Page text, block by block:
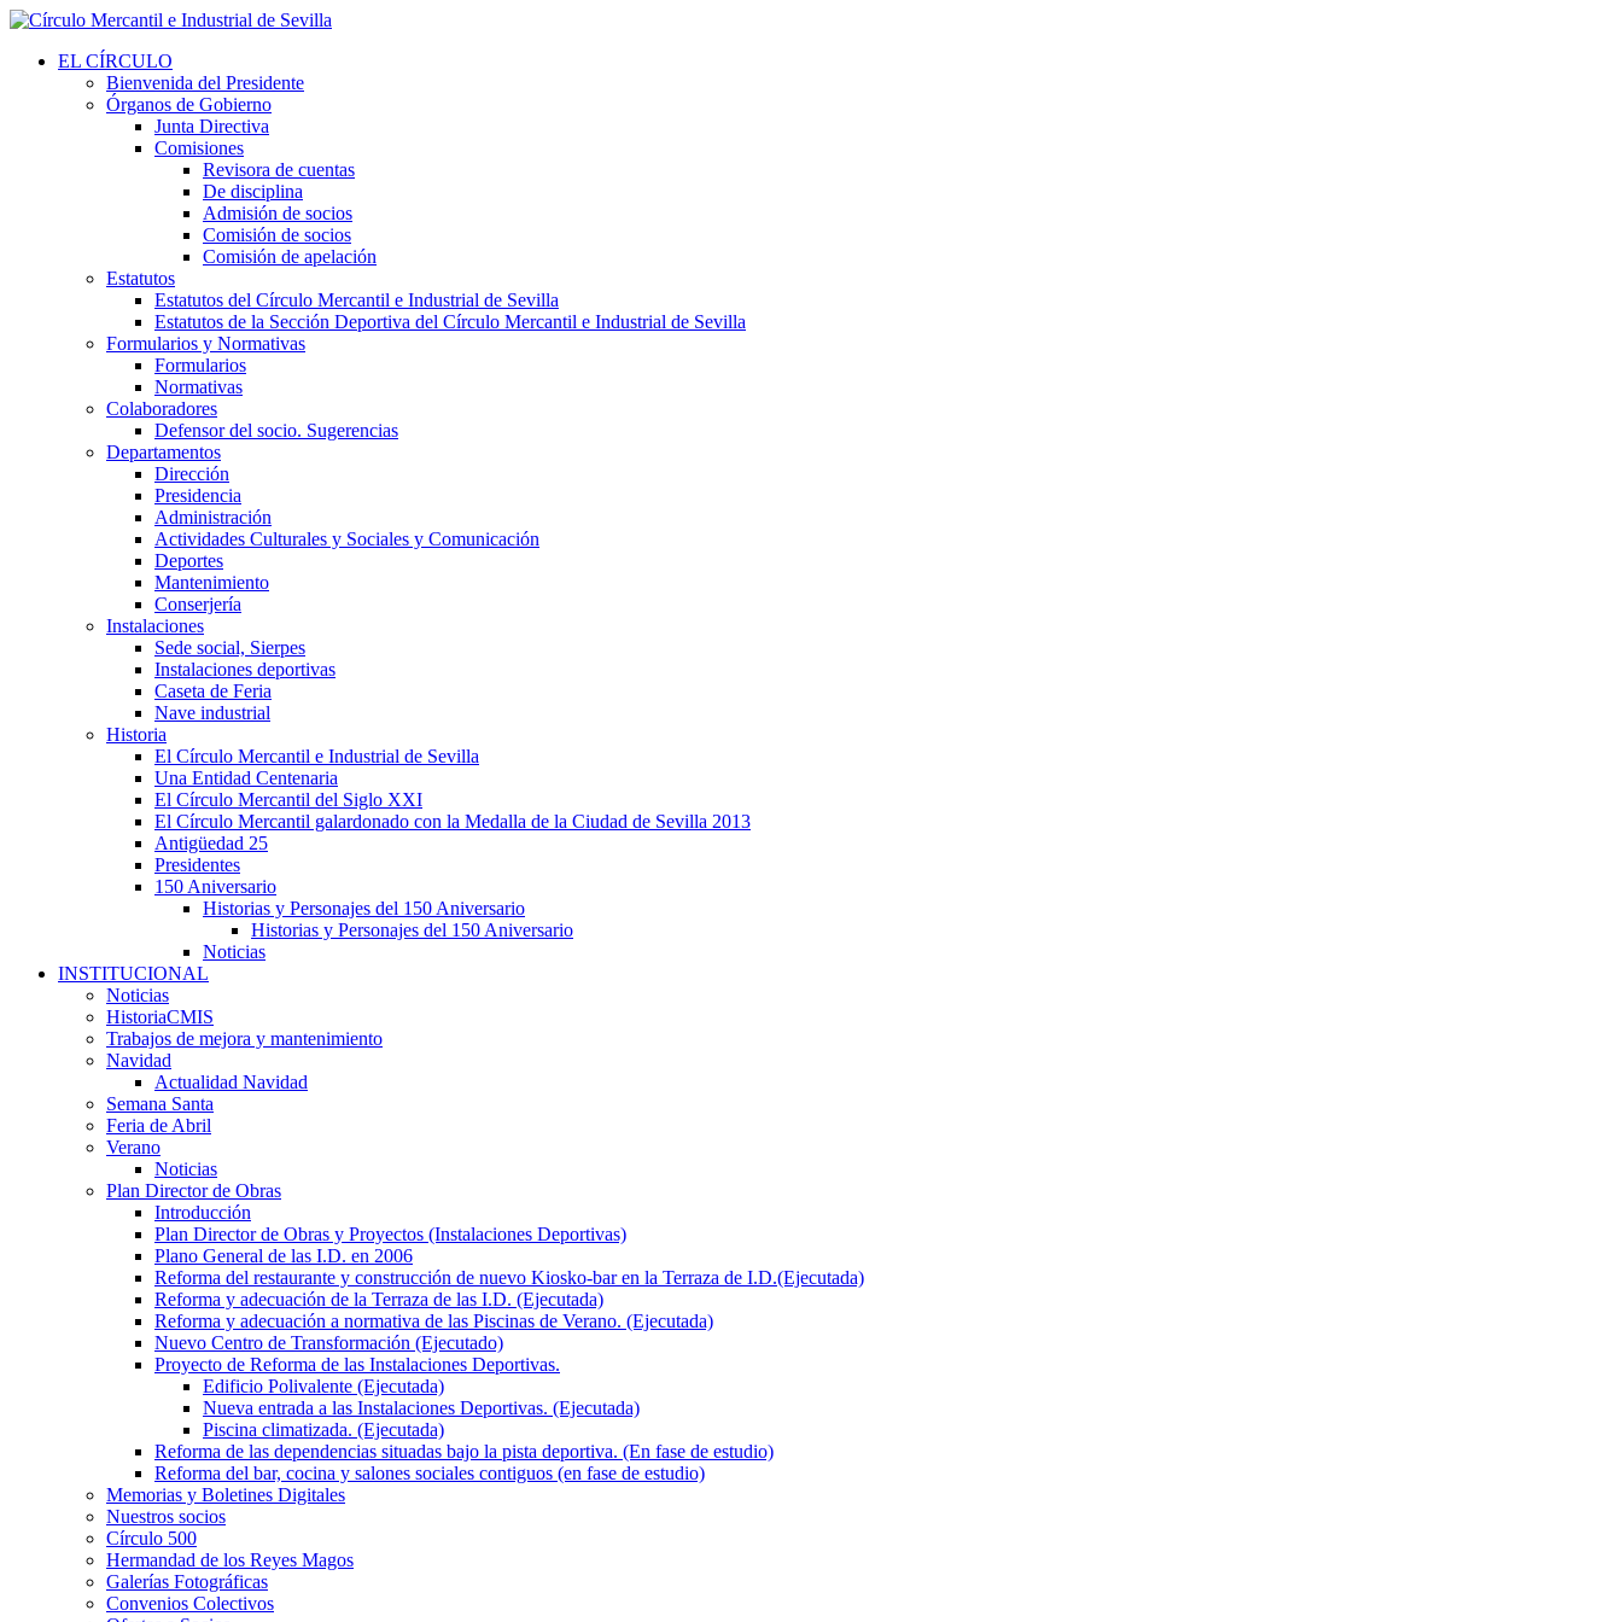
EL CÍRCULO
Bienvenida del Presidente
Órganos de Gobierno
Junta Directiva
Comisiones
Revisora de cuentas
De disciplina
Admisión de socios
Comisión de socios
Comisión de apelación
Estatutos
Estatutos del Círculo Mercantil e Industrial de Sevilla
Estatutos de la Sección Deportiva del Círculo Mercantil e Industrial de Sevilla
Formularios y Normativas
Formularios
Normativas
Colaboradores
Defensor del socio. Sugerencias
Departamentos
Dirección
Presidencia
Administración
Actividades Culturales y Sociales y Comunicación
Deportes
Mantenimiento
Conserjería
Instalaciones
Sede social, Sierpes
Instalaciones deportivas
Caseta de Feria
Nave industrial
Historia
El Círculo Mercantil e Industrial de Sevilla
Una Entidad Centenaria
El Círculo Mercantil del Siglo XXI
El Círculo Mercantil galardonado con la Medalla de la Ciudad de Sevilla 2013
Antigüedad 25
Presidentes
150 Aniversario
Historias y Personajes del 150 Aniversario
Historias y Personajes del 150 Aniversario
Noticias
INSTITUCIONAL
Noticias
HistoriaCMIS
Trabajos de mejora y mantenimiento
Navidad
Actualidad Navidad
Semana Santa
Feria de Abril
Verano
Noticias
Plan Director de Obras
Introducción
Plan Director de Obras y Proyectos (Instalaciones Deportivas)
Plano General de las I.D. en 2006
Reforma del restaurante y construcción de nuevo Kiosko-bar en la Terraza de I.D.(Ejecutada)
Reforma y adecuación de la Terraza de las I.D. (Ejecutada)
Reforma y adecuación a normativa de las Piscinas de Verano. (Ejecutada)
Nuevo Centro de Transformación (Ejecutado)
Proyecto de Reforma de las Instalaciones Deportivas.
Edificio Polivalente (Ejecutada)
Nueva entrada a las Instalaciones Deportivas. (Ejecutada)
Piscina climatizada. (Ejecutada)
Reforma de las dependencias situadas bajo la pista deportiva. (En fase de estudio)
Reforma del bar, cocina y salones sociales contiguos (en fase de estudio)
Memorias y Boletines Digitales
Nuestros socios
Círculo 500
Hermandad de los Reyes Magos
Galerías Fotográficas
Convenios Colectivos